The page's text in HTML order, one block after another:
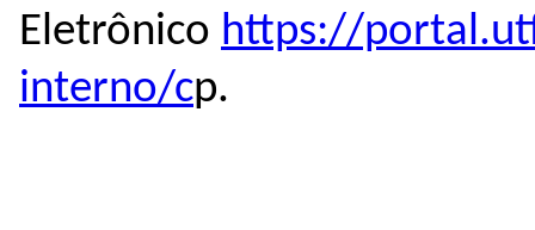
Eletrônico https://
interno/cp.